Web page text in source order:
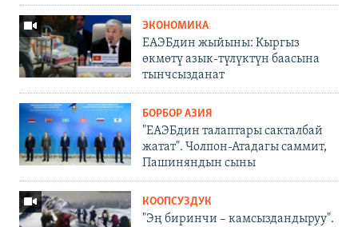
ЭКОНОМИКА
ЕАЭБдин жыйыны: Кыргыз
өкмөтү азык-түлүктүн баасына
тынчсызданат
БОРБОР АЗИЯ
"ЕАЭБдин талаптары сакталбай
жатат". Чолпон-Атадагы саммит,
Пашиняндын сыны
КООПСУЗДУК
"Эң биринчи – камсыздандыруу".